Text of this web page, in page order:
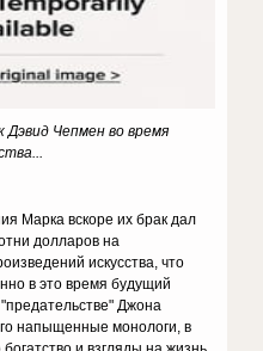
Дэвид Чепмен во время
Марка вскоре их брак дал
долларов на
искусства, что
в это время будущий
Джона
напыщенные монологи, в